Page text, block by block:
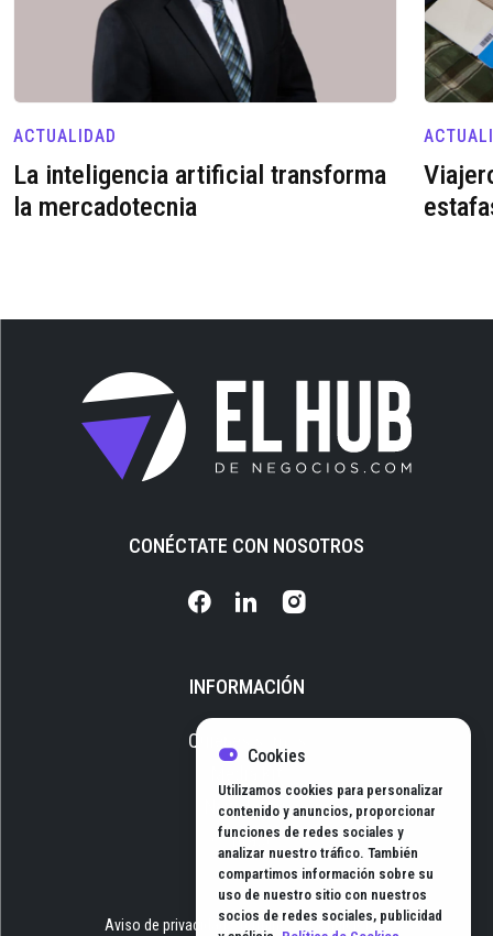
ACTUALIDAD
La inteligencia artificial transforma
la mercadotecnia
INFORMACIÓN
Quiénes somos
Newsletter
Contacto
CONÉCTATE CON NOSOTROS
Aviso de privacidad Términos y Condiciones
Cookies
Utilizamos cookies para personalizar
contenido y anuncios, proporcionar
funciones de redes sociales y
analizar nuestro tráfico. También
compartimos información sobre su
uso de nuestro sitio con nuestros
socios de redes sociales, publicidad